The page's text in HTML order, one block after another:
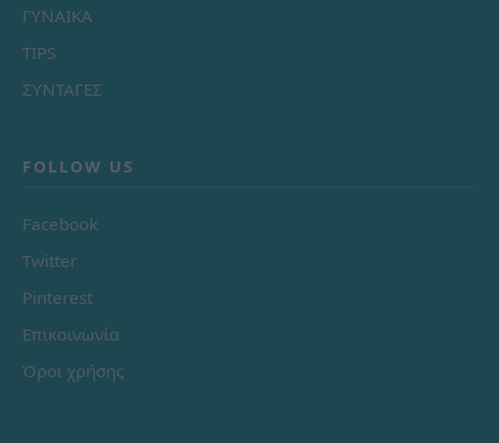
ΓΥΝΑΙΚΑ
TIPS
ΣΥΝΤΑΓΕΣ
FOLLOW US
Facebook
Twitter
Pinterest
Επικοινωνία
Όροι χρήσης